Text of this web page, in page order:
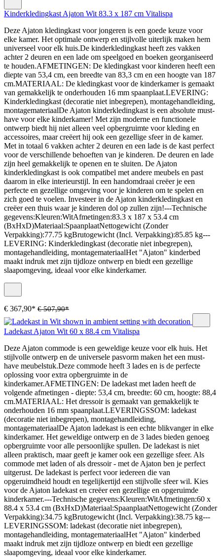
Kinderkledingkast Ajaton Wit 83.3 x 187 cm Vitalispa
Deze Ajaton kledingkast voor jongeren is een goede keuze voor
elke kamer. Het optimale ontwerp en stijlvolle uiterlijk maken hem
universeel voor elk huis.De kinderkledingkast heeft zes vakken
achter 2 deuren en een lade om speelgoed en boeken georganiseerd
te houden.AFMETINGEN: De kledingkast voor kinderen heeft een
diepte van 53,4 cm, een breedte van 83,3 cm en een hoogte van 187
cm.MATERIAAL: De kledingkast voor de kinderkamer is gemaakt
van gemakkelijk te onderhouden 16 mm spaanplaat.LEVERING:
Kinderkledingkast (decoratie niet inbegrepen), montagehandleiding,
montagemateriaalDe Ajaton kinderkledingkast is een absolute must-
have voor elke kinderkamer! Met zijn moderne en functionele
ontwerp biedt hij niet alleen veel opbergruimte voor kleding en
accessoires, maar creëert hij ook een gezellige sfeer in de kamer.
Met in totaal 6 vakken achter 2 deuren en een lade is de kast perfect
voor de verschillende behoeften van je kinderen. De deuren en lade
zijn heel gemakkelijk te openen en te sluiten. De Ajaton
kinderkledingkast is ook compatibel met andere meubels en past
daarom in elke interieurstijl. In een handomdraai creëer je een
perfecte en gezellige omgeving voor je kinderen om te spelen en
zich goed te voelen. Investeer in de Ajaton kinderkledingkast en
creëer een thuis waar je kinderen dol op zullen zijn!---Technische
gegevens:Kleuren:WitAfmetingen:83.3 x 187 x 53.4 cm
(BxHxD)Materiaal:SpaanplaatNettogewicht (Zonder
Verpakking):77.75 kgBrutogewicht (Incl. Verpakking):85.85 kg---
LEVERING: Kinderkledingkast (decoratie niet inbegrepen),
montagehandleiding, montagemateriaalHet "Ajaton" kinderbed
maakt indruk met zijn tijdloze ontwerp en biedt een gezellige
slaapomgeving, ideaal voor elke kinderkamer.
€ 367,90* € 507,90*
Ladekast Ajaton Wit 60 x 88.4 cm Vitalispa
Deze Ajaton commode is een geweldige keuze voor elk huis. Het
stijlvolle ontwerp en de universele pasvorm maken het een must-
have meubelstuk.Deze commode heeft 3 lades en is de perfecte
oplossing voor extra opbergruimte in de
kinderkamer.AFMETINGEN: De ladekast met laden heeft de
volgende afmetingen - diepte: 53,4 cm, breedte: 60 cm, hoogte: 88,4
cm.MATERIAAL: Het dressoir is gemaakt van gemakkelijk te
onderhouden 16 mm spaanplaat.LEVERINGSSOM: ladekast
(decoratie niet inbegrepen), montagehandleiding,
montagemateriaalDe Ajaton ladekast is een echte blikvanger in elke
kinderkamer. Het geweldige ontwerp en de 3 lades bieden genoeg
opbergruimte voor alle persoonlijke spullen. De ladekast is niet
alleen praktisch, maar geeft je kamer ook een gezellige sfeer. Als
commode met laden of als dressoir - met de Ajaton ben je perfect
uitgerust. De ladekast is perfect voor iedereen die van
opgeruimdheid houdt en tegelijkertijd een stijlvolle sfeer wil. Kies
voor de Ajaton ladekast en creëer een gezellige en opgeruimde
kinderkamer.---Technische gegevens:Kleuren:WitAfmetingen:60 x
88.4 x 53.4 cm (BxHxD)Materiaal:SpaanplaatNettogewicht (Zonder
Verpakking):34.75 kgBrutogewicht (Incl. Verpakking):38.75 kg---
LEVERINGSSOM: ladekast (decoratie niet inbegrepen),
montagehandleiding, montagemateriaalHet "Ajaton" kinderbed
maakt indruk met zijn tijdloze ontwerp en biedt een gezellige
slaapomgeving, ideaal voor elke kinderkamer.